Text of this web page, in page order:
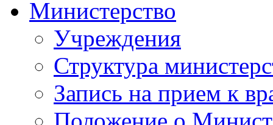
Министерство
Учреждения
Структура
Запись на прием к